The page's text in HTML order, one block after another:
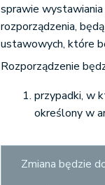
sprawie
rozporządzenia,
ustawowych, które
Rozporządzenie
przypadki, w
określony w
Zmiana będzie